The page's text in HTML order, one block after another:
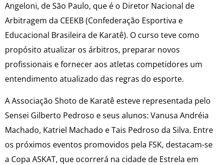
Angeloni, de São Paulo, que é o Diretor Nacional de
Arbitragem da CEEKB (Confederação Esportiva e
Educacional Brasileira de Karatê). O curso teve como
propósito atualizar os árbitros, preparar novos
profissionais e fornecer aos atletas competidores um
entendimento atualizado das regras do esporte.
A Associação Shoto de Karatê esteve representada pelo
Sensei Gilberto Pedroso e seus alunos: Vanusa Andréia
Machado, Katriel Machado e Tais Pedroso da Silva. Entre
os próximos eventos promovidos pela FSK, destacam-se
a Copa ASKAT, que ocorrerá na cidade de Estrela em